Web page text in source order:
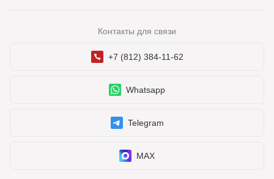
Контакты для связи
+7 (812) 384-11-62
Whatsapp
Telegram
MAX